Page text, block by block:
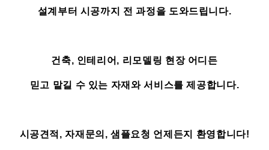
설계부터 시공까지 전 과정을 도와드립니다.
건축, 인테리어, 리모델링 현장 어디든
믿고 맡길 수 있는 자재와 서비스를 제공합니다.
시공견적, 자재문의, 샘플요청 언제든지 환영합니다!